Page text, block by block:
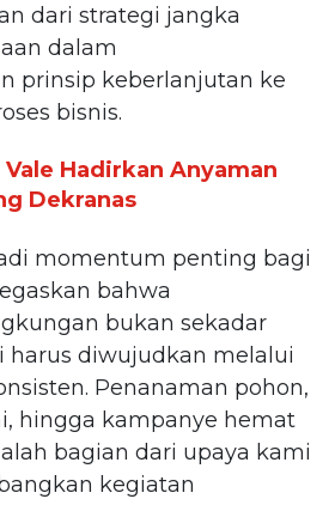
dari strategi jangka
dalam
prinsip keberlanjutan ke
bisnis.
Vale Hadirkan Anyaman
Dekranas
momentum penting bagi
bahwa
bukan sekadar
harus diwujudkan melalui
Penanaman pohon,
hingga kampanye hemat
bagian dari upaya kami
kegiatan